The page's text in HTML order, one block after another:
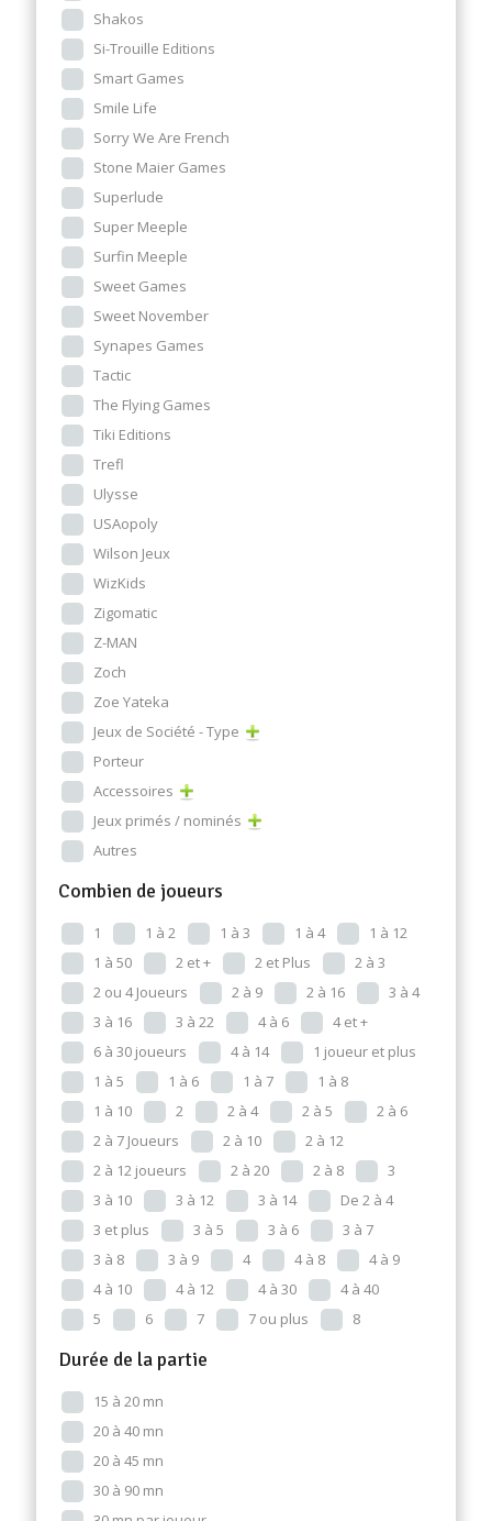
Shakos
Si-Trouille Editions
Smart Games
Smile Life
Sorry We Are French
Stone Maier Games
Superlude
Super Meeple
Surfin Meeple
Sweet Games
Sweet November
Synapes Games
Tactic
The Flying Games
Tiki Editions
Trefl
Ulysse
USAopoly
Wilson Jeux
WizKids
Zigomatic
Z-MAN
Zoch
Zoe Yateka
Jeux de Société - Type
Porteur
Accessoires
Jeux primés / nominés
Autres
Combien de joueurs
1 1 à 2 1 à 3 1 à 4
1 à 12
1 à 50
2 et + 2 et Plus
2 à 3
2 ou 4 Joueurs
2 à 9 2 à 16
3 à 4
3 à 16
3 à 22 4 à 6
4 et +
6 à 30 joueurs
4 à 14
1 joueur et plus
1 à 5
1 à 6 1 à 7
1 à 8
1 à 10
2 2 à 4 2 à 5
2 à 6
2 à 7 Joueurs
2 à 10
2 à 12
2 à 12 joueurs
2 à 20 2 à 8
3
3 à 10
3 à 12 3 à 14
De 2 à 4
3 et plus
3 à 5 3 à 6
3 à 7
3 à 8
3 à 9 4 4 à 8
4 à 9
4 à 10
4 à 12 4 à 30
4 à 40
5
6 7 7 ou plus 8
Durée de la partie
15 à 20 mn
20 à 40 mn
20 à 45 mn
30 à 90 mn